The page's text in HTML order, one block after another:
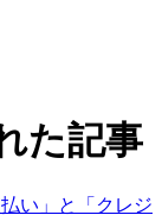
た記事